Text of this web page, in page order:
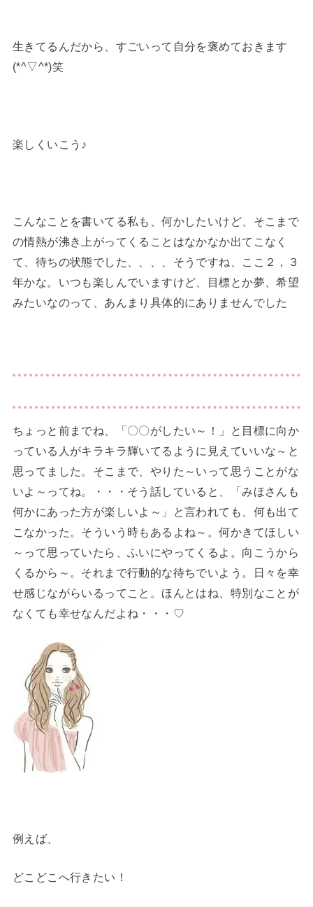
生きてるんだから、すごいって自分を褒めておきます
(*^▽^*)笑
楽しくいこう♪
こんなことを書いてる私も、何かしたいけど、そこまで
の情熱が沸き上がってくることはなかなか出てこなく
て、待ちの状態でした、、、、そうですね、ここ２，３
年かな。いつも楽しんでいますけど、目標とか夢、希望
みたいなのって、あんまり具体的にありませんでした
ちょっと前までね、「〇〇がしたい～！」と目標に向か
っている人がキラキラ輝いてるように見えていいな～と
思ってました。そこまで、やりた～いって思うことがな
いよ～ってね。・・・そう話していると、「みほさんも
何かにあった方が楽しいよ～」と言われても、何も出て
こなかった。そういう時もあるよね～。何かきてほしい
～って思っていたら、ふいにやってくるよ。向こうから
くるから～。それまで行動的な待ちでいよう。日々を幸
せ感じながらいるってこと。ほんとはね、特別なことが
なくても幸せなんだよね・・・♡
例えば、
どこどこへ行きたい！